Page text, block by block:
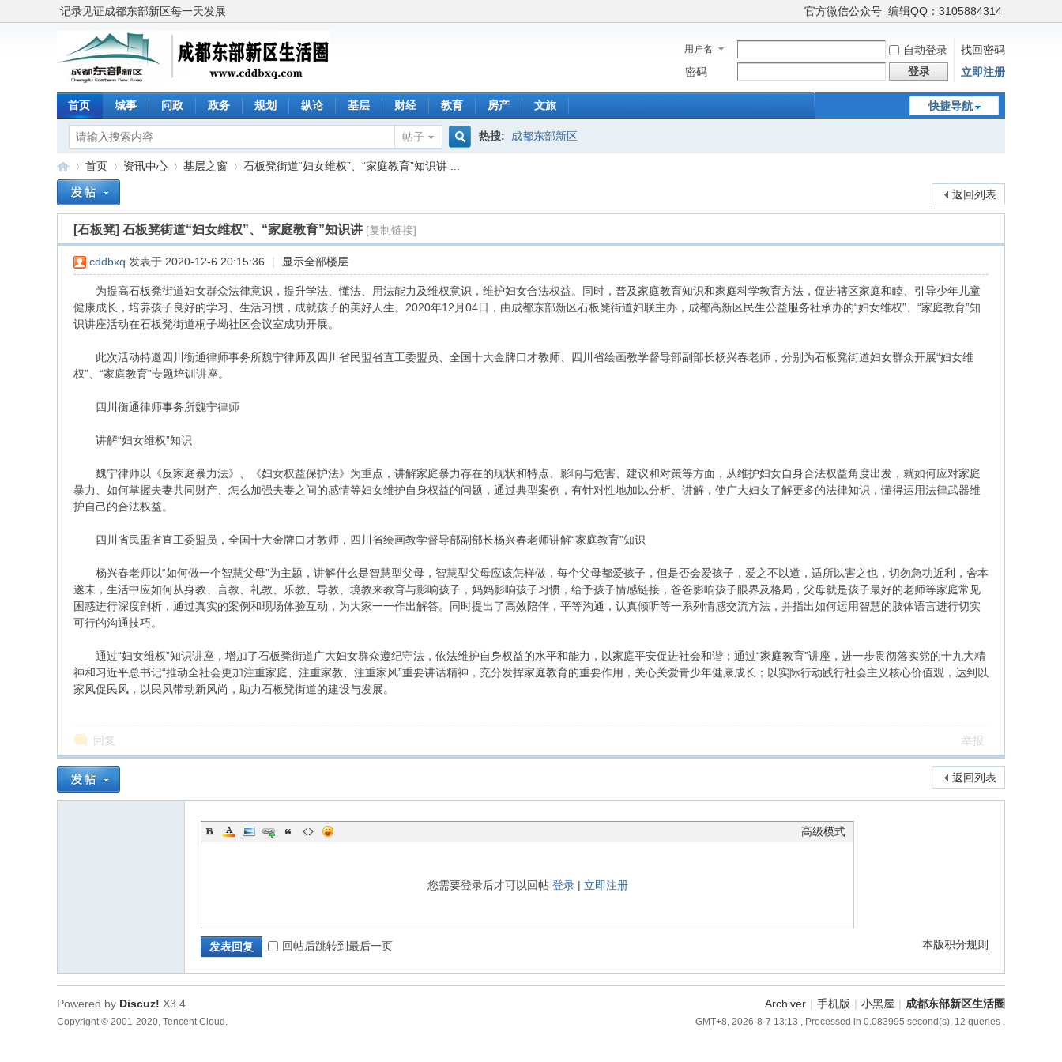
记录见证成都东部新区每一天发展 官方微信公众号 编辑QQ：3105884314
用户名 自动登录
找回密码
密码
登录 立即注册
快捷导航
首页 城事 问政 政务 规划 纵论 基层 财经 教育 房产 文旅
帖子
热搜: 成都东部新区
区
»
首页
›
资讯中心
›
基层之窗
›
石板凳街道“妇女维权”、“家庭教育”知识讲 ...
返回列表
[石板凳] 石板凳街道“妇女维权”、“家庭教育”知识讲 [复制链接]
cddbxq 发表于 2020-12-6 20:15:36 | 显示全部楼层
为提高石板凳街道妇女群众法律意识，提升学法、懂法、用法能力及维权意识，维护妇女合法权益。同时，普及家庭教育知识和家庭科学教育方法，促进辖区家庭和睦、引导少年儿童
健康成长，培养孩子良好的学习、生活习惯，成就孩子的美好人生。2020年12月04日，由成都东部新区石板凳街道妇联主办，成都高新区民生公益服务社承办的“妇女维权”、“家庭教育”知
识讲座活动在石板凳街道桐子坳社区会议室成功开展。
此次活动特邀四川衡通律师事务所魏宁律师及四川省民盟省直工委盟员、全国十大金牌口才教师、四川省绘画教学督导部副部长杨兴春老师，分别为石板凳街道妇女群众开展“妇女维
权”、“家庭教育”专题培训讲座。
四川衡通律师事务所魏宁律师
讲解“妇女维权”知识
魏宁律师以《反家庭暴力法》、《妇女权益保护法》为重点，讲解家庭暴力存在的现状和特点、影响与危害、建议和对策等方面，从维护妇女自身合法权益角度出发，就如何应对家庭
暴力、如何掌握夫妻共同财产、怎么加强夫妻之间的感情等妇女维护自身权益的问题，通过典型案例，有针对性地加以分析、讲解，使广大妇女了解更多的法律知识，懂得运用法律武器维
护自己的合法权益。
四川省民盟省直工委盟员，全国十大金牌口才教师，四川省绘画教学督导部副部长杨兴春老师讲解“家庭教育”知识
杨兴春老师以“如何做一个智慧父母”为主题，讲解什么是智慧型父母，智慧型父母应该怎样做，每个父母都爱孩子，但是否会爱孩子，爱之不以道，适所以害之也，切勿急功近利，舍本
遂未，生活中应如何从身教、言教、礼教、乐教、导教、境教来教育与影响孩子，妈妈影响孩子习惯，给予孩子情感链接，爸爸影响孩子眼界及格局，父母就是孩子最好的老师等家庭常见
困惑进行深度剖析，通过真实的案例和现场体验互动，为大家一一作出解答。同时提出了高效陪伴，平等沟通，认真倾听等一系列情感交流方法，并指出如何运用智慧的肢体语言进行切实
可行的沟通技巧。
通过“妇女维权”知识讲座，增加了石板凳街道广大妇女群众遵纪守法，依法维护自身权益的水平和能力，以家庭平安促进社会和谐；通过“家庭教育”讲座，进一步贯彻落实党的十九大精
神和习近平总书记“推动全社会更加注重家庭、注重家教、注重家风”重要讲话精神，充分发挥家庭教育的重要作用，关心关爱青少年健康成长；以实际行动践行社会主义核心价值观，达到以
家风促民风，以民风带动新风尚，助力石板凳街道的建设与发展。
回复 举报
返回列表
高级模式
您需要登录后才可以回帖 登录| 立即注册
本版积分规则
发表回复 回帖后跳转到最后一页
Archiver | 手机版 | 小黑屋 | 成都东部新区生活圈
GMT+8, 2026-8-7 13:13 , Processed in 0.083995 second(s), 12 queries .
Powered by Discuz! X3.4
Copyright © 2001-2020, Tencent Cloud.